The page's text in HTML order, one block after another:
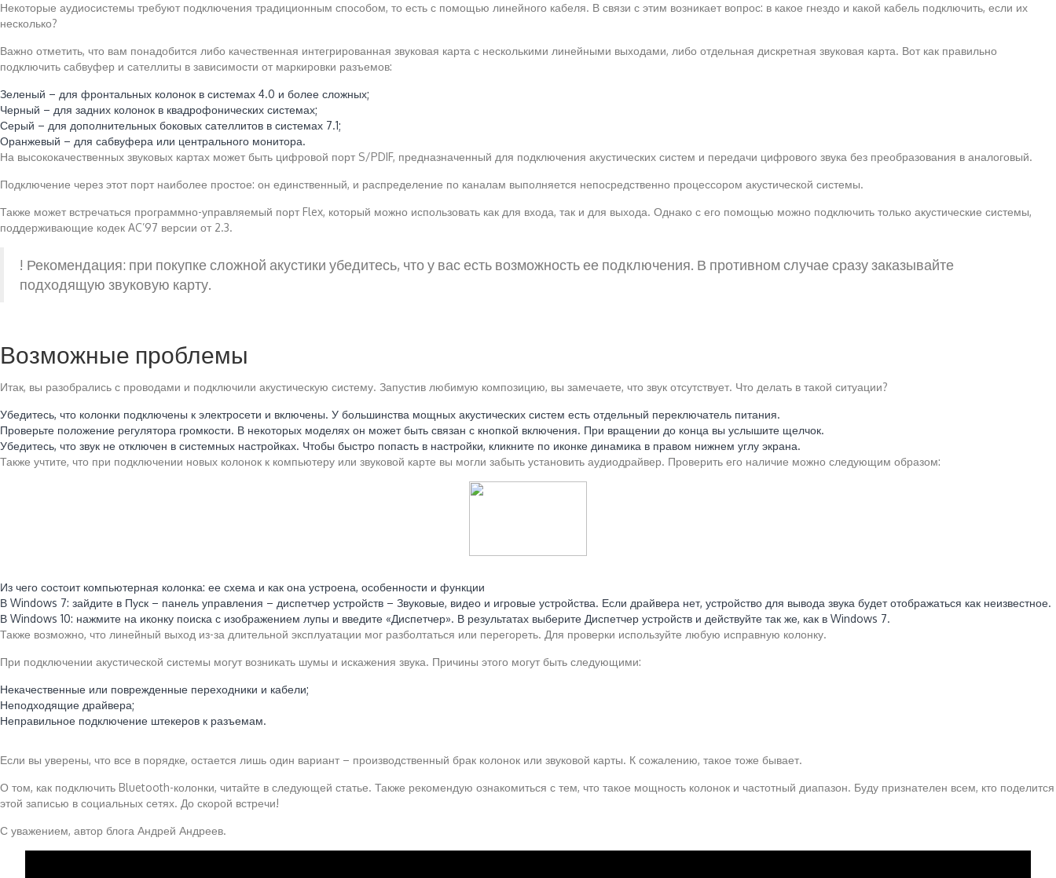
Некоторые аудиосистемы требуют подключения традиционным способом, то есть с помощью линейного кабеля. В связи с этим возникает вопрос: в какое гнездо и какой кабель подключить, если их
несколько?
Важно отметить, что вам понадобится либо качественная интегрированная звуковая карта с несколькими линейными выходами, либо отдельная дискретная звуковая карта. Вот как правильно
подключить сабвуфер и сателлиты в зависимости от маркировки разъемов:
Зеленый – для фронтальных колонок в системах 4.0 и более сложных;
Черный – для задних колонок в квадрофонических системах;
Серый – для дополнительных боковых сателлитов в системах 7.1;
Оранжевый – для сабвуфера или центрального монитора.
На высококачественных звуковых картах может быть цифровой порт S/PDIF, предназначенный для подключения акустических систем и передачи цифрового звука без преобразования в аналоговый.
Подключение через этот порт наиболее простое: он единственный, и распределение по каналам выполняется непосредственно процессором акустической системы.
Также может встречаться программно-управляемый порт Flex, который можно использовать как для входа, так и для выхода. Однако с его помощью можно подключить только акустические системы,
поддерживающие кодек AC’97 версии от 2.3.
! Рекомендация: при покупке сложной акустики убедитесь, что у вас есть возможность ее подключения. В противном случае сразу заказывайте
подходящую звуковую карту.
Возможные проблемы
Итак, вы разобрались с проводами и подключили акустическую систему. Запустив любимую композицию, вы замечаете, что звук отсутствует. Что делать в такой ситуации?
Убедитесь, что колонки подключены к электросети и включены. У большинства мощных акустических систем есть отдельный переключатель питания.
Проверьте положение регулятора громкости. В некоторых моделях он может быть связан с кнопкой включения. При вращении до конца вы услышите щелчок.
Убедитесь, что звук не отключен в системных настройках. Чтобы быстро попасть в настройки, кликните по иконке динамика в правом нижнем углу экрана.
Также учтите, что при подключении новых колонок к компьютеру или звуковой карте вы могли забыть установить аудиодрайвер. Проверить его наличие можно следующим образом:
Из чего состоит компьютерная колонка: ее схема и как она устроена, особенности и функции
В Windows 7: зайдите в Пуск – панель управления – диспетчер устройств – Звуковые, видео и игровые устройства. Если драйвера нет, устройство для вывода звука будет отображаться как неизвестное.
В Windows 10: нажмите на иконку поиска с изображением лупы и введите «Диспетчер». В результатах выберите Диспетчер устройств и действуйте так же, как в Windows 7.
Также возможно, что линейный выход из-за длительной эксплуатации мог разболтаться или перегореть. Для проверки используйте любую исправную колонку.
При подключении акустической системы могут возникать шумы и искажения звука. Причины этого могут быть следующими:
Некачественные или поврежденные переходники и кабели;
Неподходящие драйвера;
Неправильное подключение штекеров к разъемам.
Если вы уверены, что все в порядке, остается лишь один вариант – производственный брак колонок или звуковой карты. К сожалению, такое тоже бывает.
О том, как подключить Bluetooth-колонки, читайте в следующей статье. Также рекомендую ознакомиться с тем, что такое мощность колонок и частотный диапазон. Буду признателен всем, кто поделится
этой записью в социальных сетях. До скорой встречи!
С уважением, автор блога Андрей Андреев.